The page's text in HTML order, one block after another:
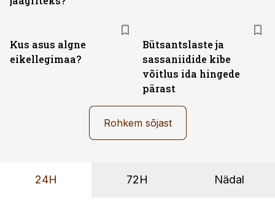
Kus asus algne
eikellegimaa?
Bütsantslaste ja
sassaniidide kibe
võitlus ida hingede
pärast
Rohkem sõjast
24H 72H Nädal